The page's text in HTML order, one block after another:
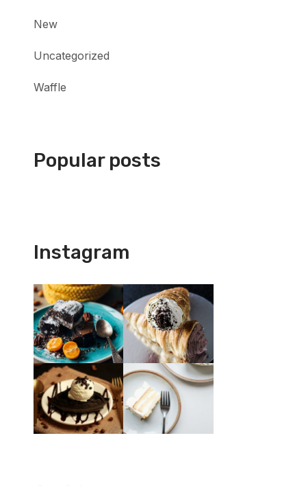
New
Uncategorized
Waffle
Popular posts
Instagram